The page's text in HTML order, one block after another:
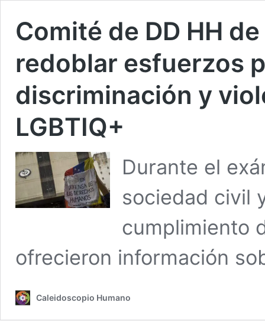
Comité de DD HH
redoblar esfuerzos
discriminación y
LGBTIQ+
Durante el
sociedad civil
cumplimiento
ofrecieron información
Caleidoscopio Humano